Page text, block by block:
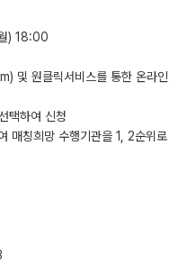
) 18:00
원클릭서비스를 통한 온라인
택하여 신청
매칭희망 수행기관을 1, 2순위로